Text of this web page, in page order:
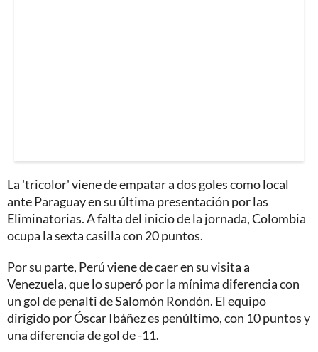
La 'tricolor' viene de empatar a dos goles como local
ante Paraguay en su última presentación por las
Eliminatorias. A falta del inicio de la jornada, Colombia
ocupa la sexta casilla con 20 puntos.
Por su parte, Perú viene de caer en su visita a
Venezuela, que lo superó por la mínima diferencia con
un gol de penalti de Salomón Rondón. El equipo
dirigido por Óscar Ibáñez es penúltimo, con 10 puntos y
una diferencia de gol de -11.